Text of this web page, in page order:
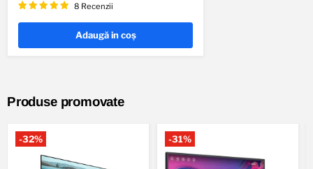
8 Recenzii
Adaugă in coş
Produse promovate
-32% -31%